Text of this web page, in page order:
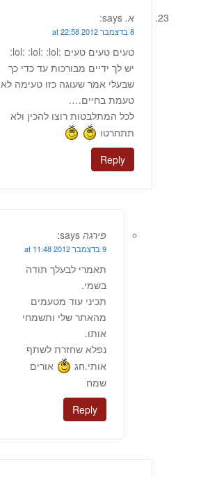
א. says:
8 בדצמבר 2012 at 22:58
טעים טעים טעים :lol: :lol: :lol:
יש לך ידיים מבורכות עד כדי כך
שבעלי אמר שעוגה כזו טעימה לא
טעמת בחיים….
לכל המתלבטות רוצו להכין ולא
תתחרטו
Reply
פירגה says:
9 בדצמבר 2012 at 11:48
תאמרי לבעלך תודה
בשמי.
תכיני עוד מטעמים
מהאתר שלי ותשמחי
אותו.
נפלא שחזרת לשתף
אותי.חג
אורים
שמח
Reply